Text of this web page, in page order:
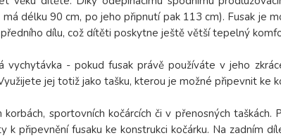
délku 90 cm, po jeho připnutí pak 113 cm). Fusak je
dílu, což dítěti poskytne ještě větší tepelný
vychytávka - pokud fusak právě používáte v jeho
jej totiž jako tašku, kterou je možné připevnit ke
sportovních kočárcích či v přenosných taškách.
k připevnění fusaku ke konstrukci kočárku. Na zadním